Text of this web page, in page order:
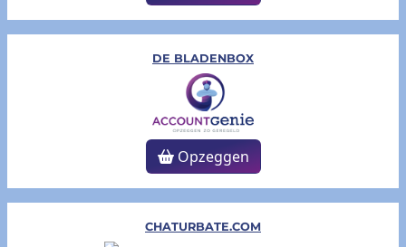
DE BLADENBOX
Opzeggen
CHATURBATE.COM